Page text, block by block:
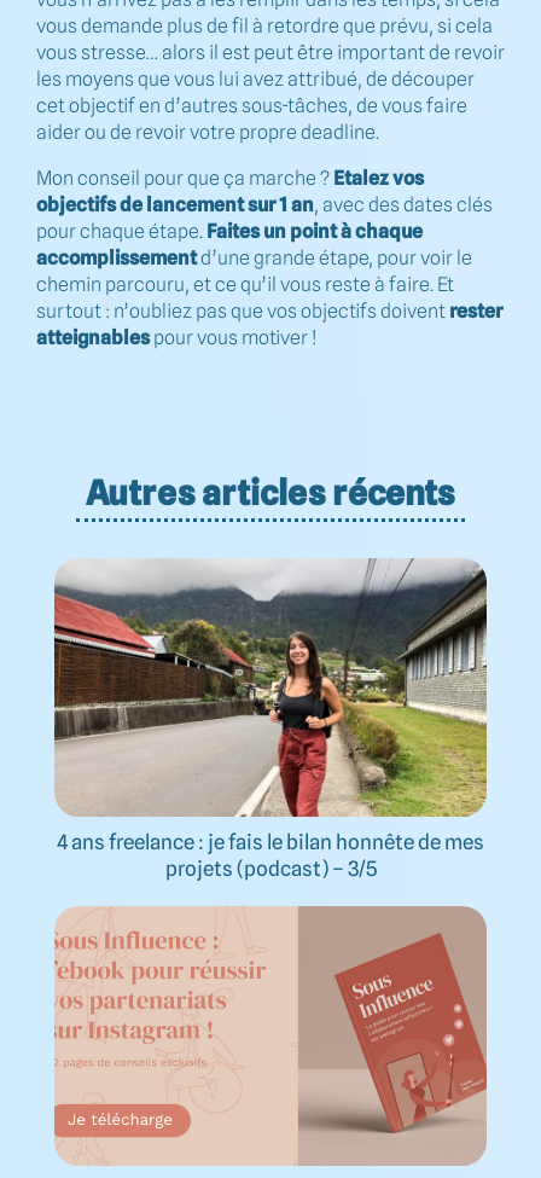
vous demande plus de fil à retordre que prévu, si cela
vous stresse… alors il est peut être important de revoir
les moyens que vous lui avez attribué, de découper
cet objectif en d’autres sous-tâches, de vous faire
aider ou de revoir votre propre deadline.
Mon conseil pour que ça marche ? Etalez vos
objectifs de lancement sur 1 an, avec des dates clés
pour chaque étape. Faites un point à chaque
accomplissementd’une grande étape, pour voir le
chemin parcouru, et ce qu’il vous reste à faire. Et
surtout : n’oubliez pas que vos objectifs doivent rester
atteignablespour vous motiver !
Autres articles récents
4 ans freelance : je fais le bilan honnête de mes
projets (podcast) – 3/5